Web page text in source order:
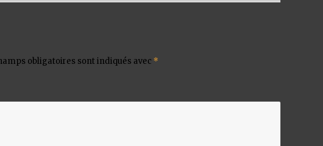
obligatoires sont indiqués avec *